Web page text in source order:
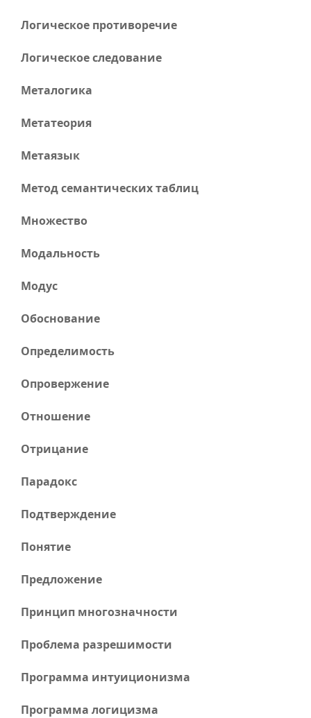
Логическое противоречие
Логическое следование
Металогика
Метатеория
Метаязык
Метод семантических таблиц
Множество
Модальность
Модус
Обоснование
Определимость
Опровержение
Отношение
Отрицание
Парадокс
Подтверждение
Понятие
Предложение
Принцип многозначности
Проблема разрешимости
Программа интуиционизма
Программа логицизма